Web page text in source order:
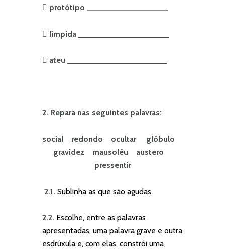
 protótipo __________________
 límpida ____________________
 ateu ______________________
2. Repara nas seguintes palavras:
social redondo ocultar glóbulo
gravidez mausoléu austero
pressentir
2.1. Sublinha as que são agudas.
2.2. Escolhe, entre as palavras
apresentadas, uma palavra grave e outra
esdrúxula e, com elas, constrói uma